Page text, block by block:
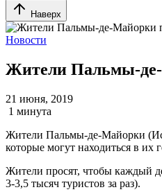
Наверх
Новости
Жители Пальмы-де-
21 июня, 2019
1 минута
Жители Пальмы-де-Майорки
которые могут находиться в их
Жители просят, чтобы каждый
3-3,5 тысяч туристов за раз).